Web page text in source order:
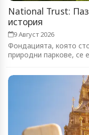
National Trust:
история
9 Август 2026
Фондацията, която
природни паркове, се